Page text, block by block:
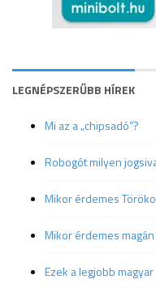
LEGNÉPSZERŰBB HÍREK
Mi az a „chipsadó”?
Robogót milyen
Mikor érdemes
Mikor érdemes
Ezek a legjobb